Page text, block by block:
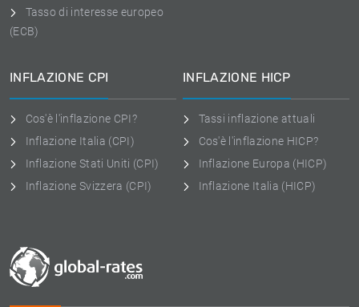
Tasso di interesse europeo
(ECB)
INFLAZIONE CPI
Cos'è l'inflazione CPI?
Inflazione Italia (CPI)
Inflazione Stati Uniti (CPI)
Inflazione Svizzera (CPI)
INFLAZIONE HICP
Tassi inflazione attuali
Cos'è l'inflazione HICP?
Inflazione Europa (HICP)
Inflazione Italia (HICP)